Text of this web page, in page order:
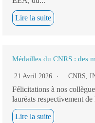
Lire la suite
Médailles du CNRS : des
21 Avril 2026 CNRS,
Félicitations à nos
lauréats respectivement
Lire la suite